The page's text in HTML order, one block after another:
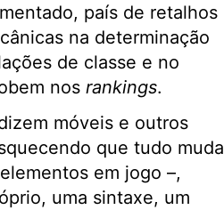
país de retalhos
na determinação
de classe e no
nos rankings.
móveis e outros
que tudo muda
em jogo –,
uma sintaxe, um